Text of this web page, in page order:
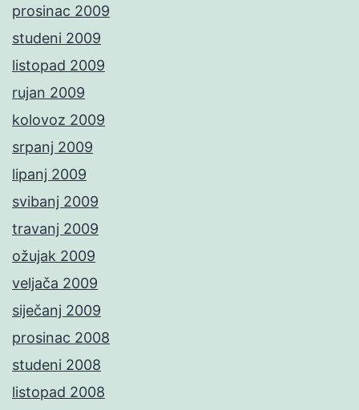
prosinac 2009
studeni 2009
listopad 2009
rujan 2009
kolovoz 2009
srpanj 2009
lipanj 2009
svibanj 2009
travanj 2009
ožujak 2009
veljača 2009
siječanj 2009
prosinac 2008
studeni 2008
listopad 2008